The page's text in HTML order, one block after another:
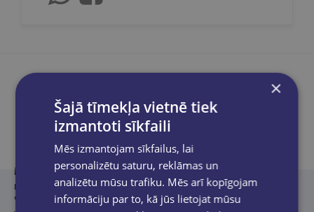
Product description
Maija Priedīte(1986) piedalījusies Literārās Akadēmijas Dzejas
meistarklasē (2019), publicējusies literārajos izdevumos
"Satori", "puncummagazine.lv" un "Domuzīme". 2024. gadā
×
Šajā tīmekļa vietnē tiek
izmantoti sīkfaili
Mēs izmantojam sīkfailus, lai
personalizētu saturu, reklāmas un
analizētu mūsu trafiku. Mēs arī kopīgojam
informāciju par to, kā jūs lietojat mūsu